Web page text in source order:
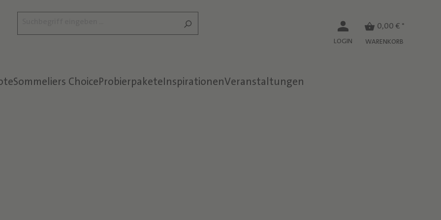
LOGIN
0,00 € *
WARENKORB
Sommeliers ChoiceProbierpaketeInspirationenVeranstaltungen